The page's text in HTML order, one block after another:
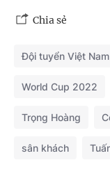
Chia sẻ
Đội tuyển Việt Nam
World Cup 2022
Trọng Hoàng
sân khách